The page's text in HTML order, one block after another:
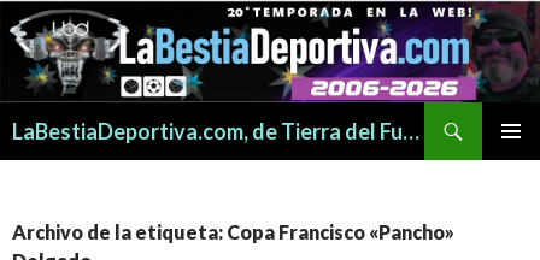
LaBestiaDeportiva.com, de Tierra del Fuego para todo el mundo
Archivo de la etiqueta: Copa Francisco «Pancho»